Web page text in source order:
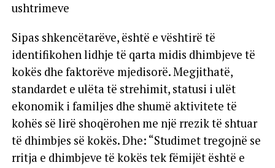
ushtrimeve
Sipas shkencëtarëve, është e vështirë të
identifikohen lidhje të qarta midis dhimbjeve të
kokës dhe faktorëve mjedisorë. Megjithatë,
standardet e ulëta të strehimit, statusi i ulët
ekonomik i familjes dhe shumë aktivitete të
kohës së lirë shoqërohen me një rrezik të shtuar
të dhimbjes së kokës. Dhe: “Studimet tregojnë se
rritja e dhimbjeve të kokës tek fëmijët është e